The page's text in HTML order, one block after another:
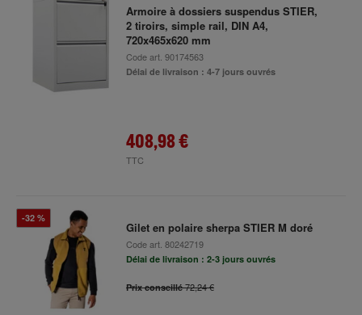
Armoire à dossiers suspendus STIER,
2 tiroirs, simple rail, DIN A4,
720x465x620 mm
Code art. 90174563
Délai de livraison : 4-7 jours ouvrés
408,98 €
TTC
-32 %
Gilet en polaire sherpa STIER M doré
Code art. 80242719
Délai de livraison : 2-3 jours ouvrés
Prix conseillé72,24 €